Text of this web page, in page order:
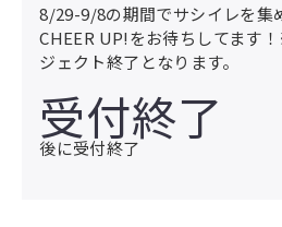
8/29-9/8の期間でサシイレを集
CHEER UP!をお待ちしてます
ジェクト終了となります。
受付終了
後に受付終了